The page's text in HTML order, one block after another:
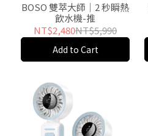
BOSO 雙萃大師｜2 秒瞬熱
飲水機-推
NT$2,480NT$5,990
Add to Cart